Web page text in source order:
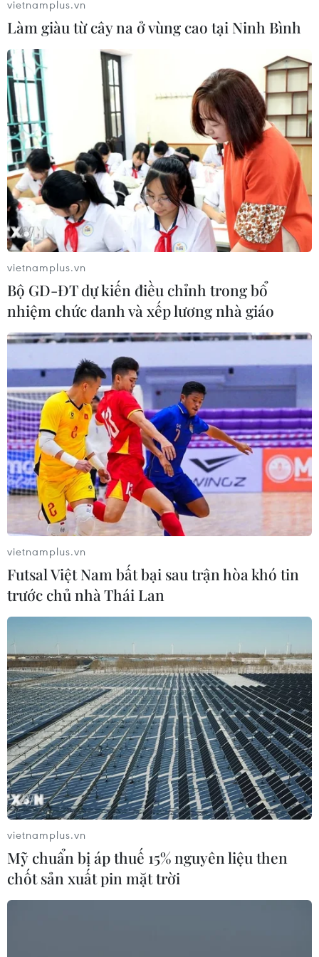
Giá vàng trong nước cao hơn thế giới 4,8
triệu đồng mỗi lượng
10/06/2021 02:39
Giá vàng trong nước sáng nay biến động không đồng
nhất. Trong khi thương hiệu SJC thì giảm nhẹ, vàng
vietnamplus.vn
Làm giàu từ cây na ở vùng cao tại Ninh Bình
vietnamplus.vn
Bộ GD-ĐT dự kiến điều chỉnh trong bổ
nhiệm chức danh và xếp lương nhà giáo
vietnamplus.vn
Futsal Việt Nam bất bại sau trận hòa khó tin
trước chủ nhà Thái Lan
vietnamplus.vn
Mỹ chuẩn bị áp thuế 15% nguyên liệu then
chốt sản xuất pin mặt trời